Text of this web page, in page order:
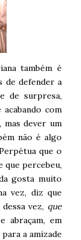
também é
de defender a
de surpresa,
com
mas dever um
não é algo
que o
que percebeu,
gosta muito
vez, diz que
vez, que
abraçam, em
a amizade